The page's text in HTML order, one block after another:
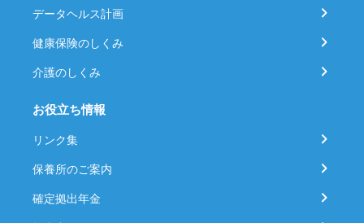
データヘルス計画
健康保険のしくみ
介護のしくみ
お役立ち情報
リンク集
保養所のご案内
確定拠出年金